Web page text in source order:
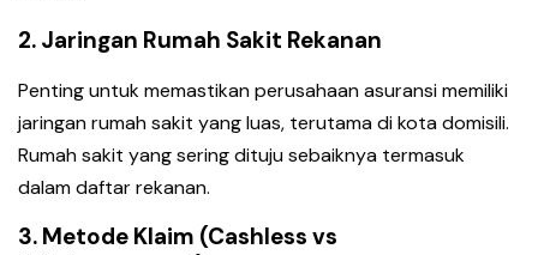
2. Jaringan Rumah Sakit Rekanan
Penting untuk memastikan perusahaan asuransi memiliki
jaringan rumah sakit yang luas, terutama di kota domisili.
Rumah sakit yang sering dituju sebaiknya termasuk
dalam daftar rekanan.
3. Metode Klaim (Cashless vs